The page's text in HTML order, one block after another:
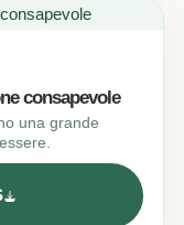
consapevole
una grande